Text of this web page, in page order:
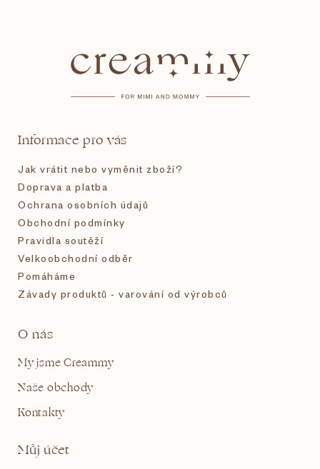
Informace pro vás
Jak vrátit nebo vyměnit zboží?
Doprava a platba
Ochrana osobních údajů
Obchodní podmínky
Pravidla soutěží
Velkoobchodní odběr
Pomáháme
Závady produktů - varování od výrobců
O nás
My jsme Creammy
Naše obchody
Kontakty
Můj účet